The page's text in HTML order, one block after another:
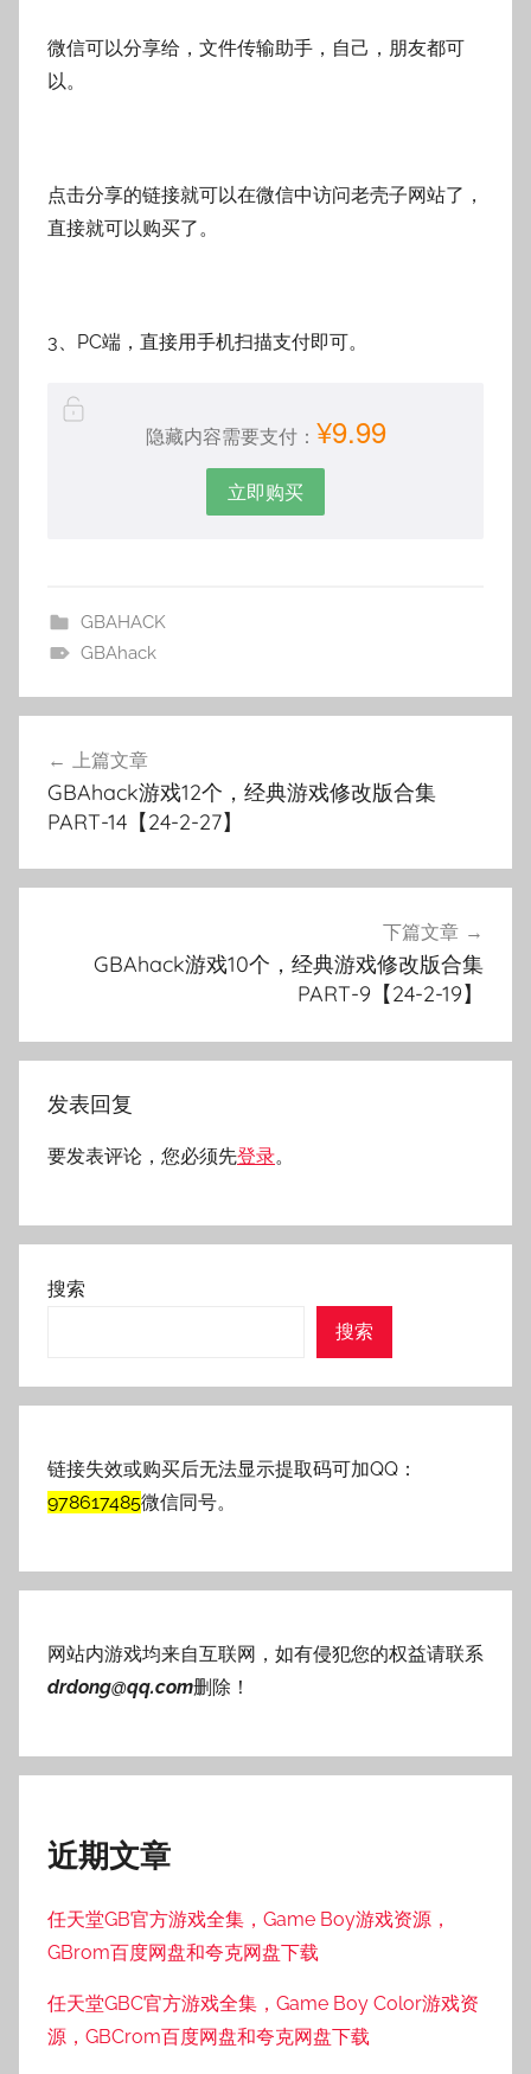
微信可以分享给，文件传输助手，自己，朋友都可
以。
点击分享的链接就可以在微信中访问老壳子网站了，
直接就可以购买了。
3、PC端，直接用手机扫描支付即可。
隐藏内容需要支付： ¥9.99
立即购买
GBAHACK
GBAhack
航
上篇文章
GBAhack游戏12个，经典游戏修改版合集
PART-14【24-2-27】
下篇文章
GBAhack游戏10个，经典游戏修改版合集
PART-9【24-2-19】
发表回复
要发表评论，您必须先登录。
搜索
搜索
链接失效或购买后无法显示提取码可加QQ：
978617485微信同号。
网站内游戏均来自互联网，如有侵犯您的权益请联系
drdong@qq.com删除！
近期文章
任天堂GB官方游戏全集，Game Boy游戏资源，
GBrom百度网盘和夸克网盘下载
任天堂GBC官方游戏全集，Game Boy Color游戏资
源，GBCrom百度网盘和夸克网盘下载